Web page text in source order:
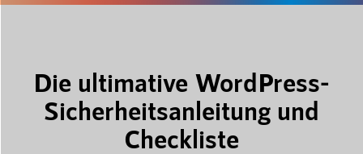
Die ultimative WordPress-
Sicherheitsanleitung und
Checkliste